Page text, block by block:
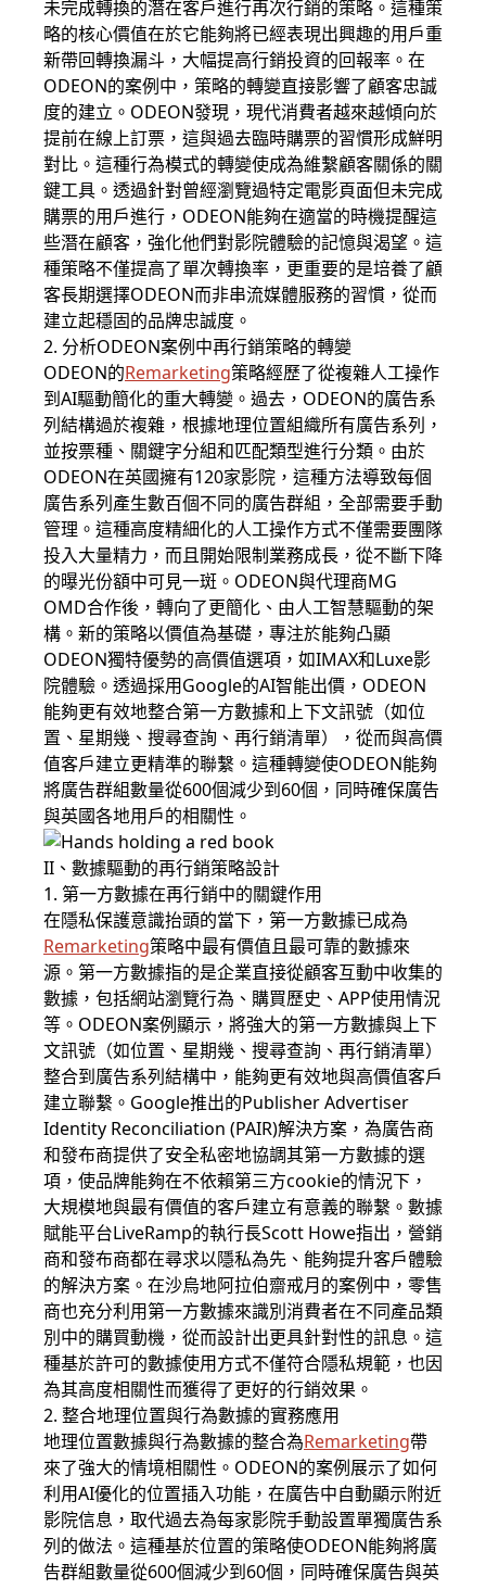
未完成轉換的潛在客戶進行再次行銷的策略。這種策
略的核心價值在於它能夠將已經表現出興趣的用戶重
新帶回轉換漏斗，大幅提高行銷投資的回報率。在
ODEON的案例中，策略的轉變直接影響了顧客忠誠
度的建立。ODEON發現，現代消費者越來越傾向於
提前在線上訂票，這與過去臨時購票的習慣形成鮮明
對比。這種行為模式的轉變使成為維繫顧客關係的關
鍵工具。透過針對曾經瀏覽過特定電影頁面但未完成
購票的用戶進行，ODEON能夠在適當的時機提醒這
些潛在顧客，強化他們對影院體驗的記憶與渴望。這
種策略不僅提高了單次轉換率，更重要的是培養了顧
客長期選擇ODEON而非串流媒體服務的習慣，從而
建立起穩固的品牌忠誠度。
2. 分析ODEON案例中再行銷策略的轉變
ODEON的Remarketing策略經歷了從複雜人工操作
到AI驅動簡化的重大轉變。過去，ODEON的廣告系
列結構過於複雜，根據地理位置組織所有廣告系列，
並按票種、關鍵字分組和匹配類型進行分類。由於
ODEON在英國擁有120家影院，這種方法導致每個
廣告系列產生數百個不同的廣告群組，全部需要手動
管理。這種高度精細化的人工操作方式不僅需要團隊
投入大量精力，而且開始限制業務成長，從不斷下降
的曝光份額中可見一斑。ODEON與代理商MG
OMD合作後，轉向了更簡化、由人工智慧驅動的架
構。新的策略以價值為基礎，專注於能夠凸顯
ODEON獨特優勢的高價值選項，如IMAX和Luxe影
院體驗。透過採用Google的AI智能出價，ODEON
能夠更有效地整合第一方數據和上下文訊號（如位
置、星期幾、搜尋查詢、再行銷清單），從而與高價
值客戶建立更精準的聯繫。這種轉變使ODEON能夠
將廣告群組數量從600個減少到60個，同時確保廣告
與英國各地用戶的相關性。
II、數據驅動的再行銷策略設計
1. 第一方數據在再行銷中的關鍵作用
在隱私保護意識抬頭的當下，第一方數據已成為
Remarketing策略中最有價值且最可靠的數據來
源。第一方數據指的是企業直接從顧客互動中收集的
數據，包括網站瀏覽行為、購買歷史、APP使用情況
等。ODEON案例顯示，將強大的第一方數據與上下
文訊號（如位置、星期幾、搜尋查詢、再行銷清單）
整合到廣告系列結構中，能夠更有效地與高價值客戶
建立聯繫。Google推出的Publisher Advertiser
Identity Reconciliation (PAIR)解決方案，為廣告商
和發布商提供了安全私密地協調其第一方數據的選
項，使品牌能夠在不依賴第三方cookie的情況下，
大規模地與最有價值的客戶建立有意義的聯繫。數據
賦能平台LiveRamp的執行長Scott Howe指出，營銷
商和發布商都在尋求以隱私為先、能夠提升客戶體驗
的解決方案。在沙烏地阿拉伯齋戒月的案例中，零售
商也充分利用第一方數據來識別消費者在不同產品類
別中的購買動機，從而設計出更具針對性的訊息。這
種基於許可的數據使用方式不僅符合隱私規範，也因
為其高度相關性而獲得了更好的行銷效果。
2. 整合地理位置與行為數據的實務應用
地理位置數據與行為數據的整合為Remarketing帶
來了強大的情境相關性。ODEON的案例展示了如何
利用AI優化的位置插入功能，在廣告中自動顯示附近
影院信息，取代過去為每家影院手動設置單獨廣告系
列的做法。這種基於位置的策略使ODEON能夠將廣
告群組數量從600個減少到60個，同時確保廣告與英